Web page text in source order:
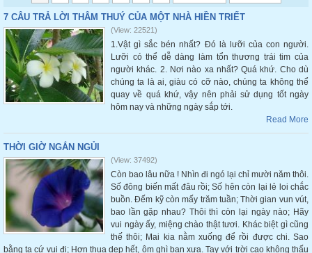
7 CÂU TRẢ LỜI THÂM THUÝ CỦA MỘT NHÀ HIỀN TRIẾT
(View: 22521)
1.Vật gì sắc bén nhất? Đó là lưỡi của con người.
Lưỡi có thể dễ dàng làm tổn thương trái tim của
người khác. 2. Nơi nào xa nhất? Quá khứ. Cho dù
chúng ta là ai, giàu có cỡ nào, chúng ta không thể
quay về quá khứ, vậy nên phải sử dụng tốt ngày
hôm nay và những ngày sắp tới.
Read More
THỜI GIỜ NGẮN NGỦI
(View: 37492)
Còn bao lâu nữa ! Nhìn đi ngó lại chỉ mười năm thôi.
Số đông biến mất đâu rồi; Số hên còn lại lẻ loi chắc
buồn. Đếm kỹ còn mấy trăm tuần; Thời gian vun vút,
bao lần gặp nhau? Thôi thì còn lại ngày nào; Hãy
vui ngày ấy, miệng chào thật tươi. Khác biệt gì cũng
thế thôi; Mai kia nằm xuống để rồi được chi. Sao
bằng ta cứ vui đi; Hơn thua dẹp hết, ôm ghì bạn xưa. Tay với trời cao không thấu